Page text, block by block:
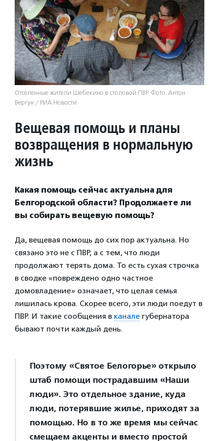
Отселенные жители Шебекино в столовой ПВР. Фото: Антон
Вергун / РИА Новости
Вещевая помощь и планы
возвращения в нормальную
жизнь
Какая помощь сейчас актуальна для
Белгородской области? Продолжаете ли
вы собирать вещевую помощь?
Да, вещевая помощь до сих пор актуальна. Но
связано это не с ПВР, а с тем, что люди
продолжают терять дома. То есть сухая строчка
в сводке «повреждено одно частное
домовладение» означает, что целая семья
лишилась крова. Скорее всего, эти люди поедут в
ПВР. И такие сообщения в канале губернатора
бывают почти каждый день.
Поэтому «Святое Белогорье» открыло
штаб помощи пострадавшим «Наши
люди». Это отдельное здание, куда
люди, потерявшие жилье, приходят за
помощью. Но в то же время мы сейчас
смещаем акценты и вместо простой